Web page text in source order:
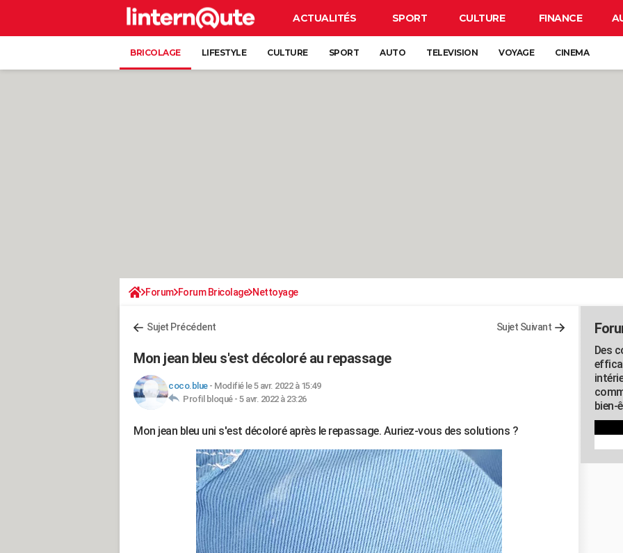
ACTUALITÉS SPORT CULTURE FINANCE
BRICOLAGE LIFESTYLE CULTURE SPORT AUTO TELEVISION VOYAGE CINEMA
Forum Forum Bricolage Nettoyage
Sujet Précédent Sujet Suivant
Mon jean bleu s'est décoloré au repassage
coco.blue- Modifié le 5 avr. 2022 à 15:49
Profil bloqué - 5 avr. 2022 à 23:26
Mon jean bleu uni s'est décoloré après le repassage. Auriez-vous des solutions ?
Des
bien-